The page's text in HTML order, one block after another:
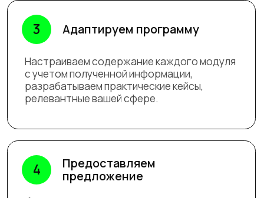
Оставить заявку
обучение
Отзывы
руководителей
чьи сотрудники прошли у нас обучение